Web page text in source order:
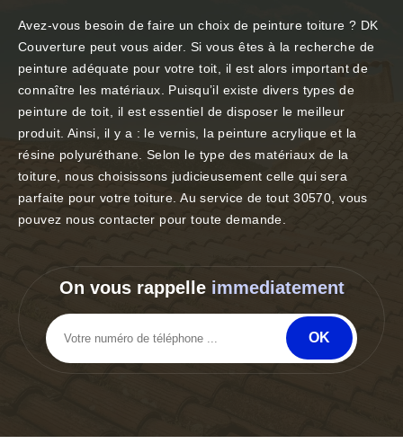
Avez-vous besoin de faire un choix de peinture toiture ? DK
Couverture peut vous aider. Si vous êtes à la recherche de
peinture adéquate pour votre toit, il est alors important de
connaître les matériaux. Puisqu’il existe divers types de
peinture de toit, il est essentiel de disposer le meilleur
produit. Ainsi, il y a : le vernis, la peinture acrylique et la
résine polyuréthane. Selon le type des matériaux de la
toiture, nous choisissons judicieusement celle qui sera
parfaite pour votre toiture. Au service de tout 30570, vous
pouvez nous contacter pour toute demande.
On vous rappelle immediatement